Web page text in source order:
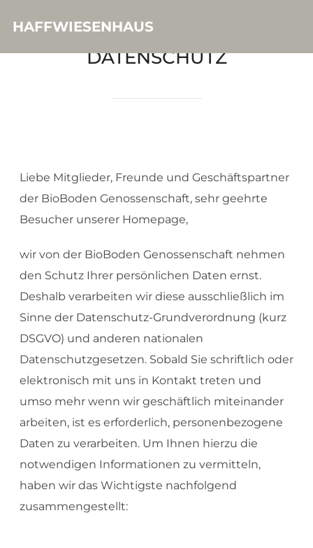
HAFFWIESENHAUS
DATENSCHUTZ
Liebe Mitglieder, Freunde und Geschäftspartner
der BioBoden Genossenschaft, sehr geehrte
Besucher unserer Homepage,
wir von der BioBoden Genossenschaft nehmen
den Schutz Ihrer persönlichen Daten ernst.
Deshalb verarbeiten wir diese ausschließlich im
Sinne der Datenschutz-Grundverordnung (kurz
DSGVO) und anderen nationalen
Datenschutzgesetzen. Sobald Sie schriftlich oder
elektronisch mit uns in Kontakt treten und
umso mehr wenn wir geschäftlich miteinander
arbeiten, ist es erforderlich, personenbezogene
Daten zu verarbeiten. Um Ihnen hierzu die
notwendigen Informationen zu vermitteln,
haben wir das Wichtigste nachfolgend
zusammengestellt: